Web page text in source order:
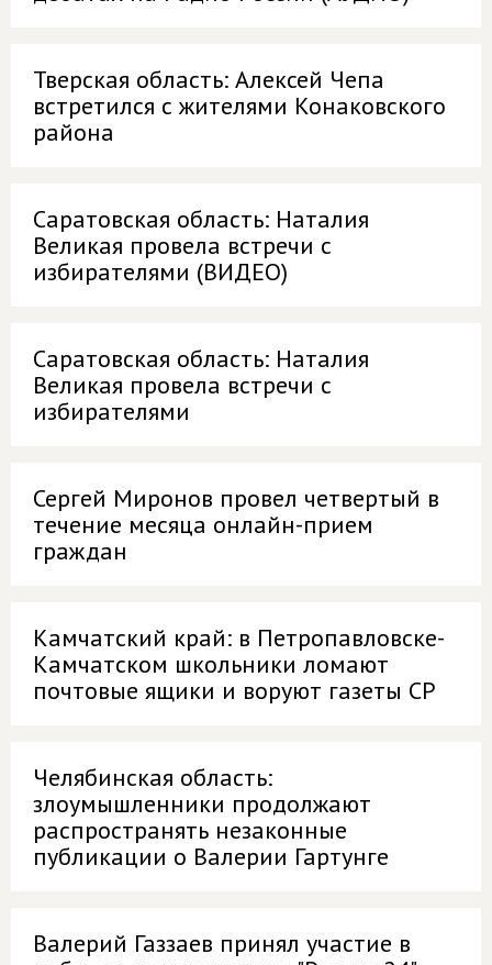
Тверская область: Алексей Чепа
встретился с жителями Конаковского
района
Саратовская область: Наталия
Великая провела встречи с
избирателями (ВИДЕО)
Саратовская область: Наталия
Великая провела встречи с
избирателями
Сергей Миронов провел четвертый в
течение месяца онлайн-прием
граждан
Камчатский край: в Петропавловске-
Камчатском школьники ломают
почтовые ящики и воруют газеты СР
Челябинская область:
злоумышленники продолжают
распространять незаконные
публикации о Валерии Гартунге
Валерий Газзаев принял участие в